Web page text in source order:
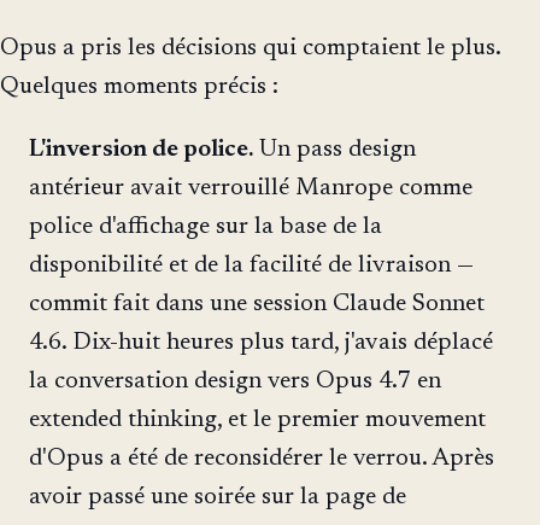
Opus a pris les décisions qui comptaient le plus.
Quelques moments précis :
L'inversion de police. Un pass design
antérieur avait verrouillé Manrope comme
police d'affichage sur la base de la
disponibilité et de la facilité de livraison —
commit fait dans une session Claude Sonnet
4.6. Dix-huit heures plus tard, j'avais déplacé
la conversation design vers Opus 4.7 en
extended thinking, et le premier mouvement
d'Opus a été de reconsidérer le verrou. Après
avoir passé une soirée sur la page de